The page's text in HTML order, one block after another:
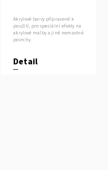
Detail
Akrylové barvy připravené k
použití, pro speciální efekty na
akrylové malby a jiné nemastné
povrchy.